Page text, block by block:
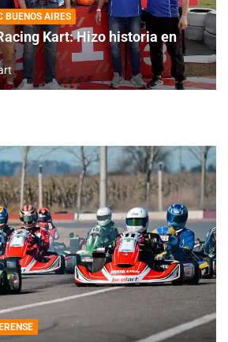
BUENOS AIRES
Kart: Hizo historia en